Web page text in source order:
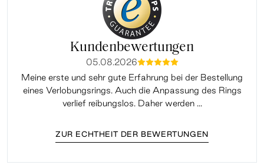
Kundenbewertungen
05.08.2026mmmmm
Meine erste und sehr gute Erfahrung bei der Bestellung
eines Verlobungsrings. Auch die Anpassung des Rings
verlief reibungslos. Daher werden ...
ZUR ECHTHEIT DER BEWERTUNGEN